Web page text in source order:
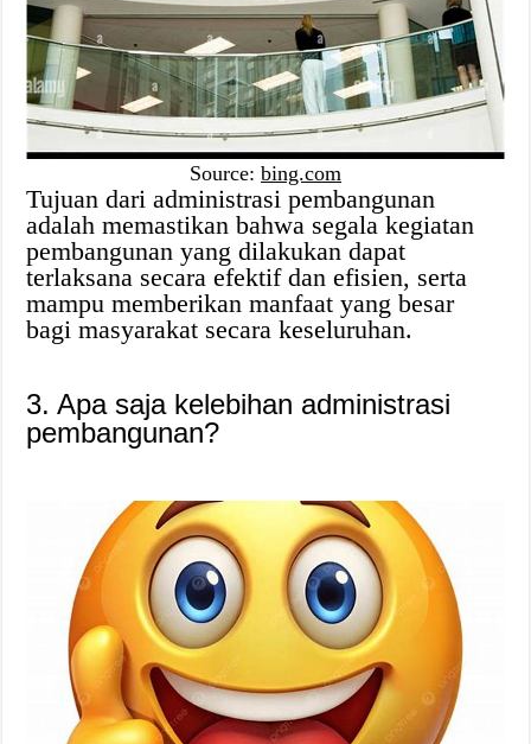
Source: bing.com
Tujuan dari administrasi pembangunan
adalah memastikan bahwa segala kegiatan
pembangunan yang dilakukan dapat
terlaksana secara efektif dan efisien, serta
mampu memberikan manfaat yang besar
bagi masyarakat secara keseluruhan.
3. Apa saja kelebihan administrasi
pembangunan?